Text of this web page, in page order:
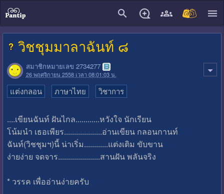
วิชชุมมาลาฉันท์ ๘
สมาชิกหมายเลข 2734277
26 พฤศจิกายน 2558 เวลา 08:01:03 น.
แต่งกลอน ภาษาไทย วิชาการ
....เขียนฉันท์ ฝันไกล............หวังใจ นักเรียน
โน้มนำ เธอเพียร...................อ่านเขียน กลอนกานท์
ฉันท์(วิชชุมฯ)นี้ น่าเริ่ม............แต่งเติม ขับขาน
ง่ายง่าย จดจาร.....................สานฝัน พลันจริง
* วรรค เพื่ออ่านง่ายครับ
close